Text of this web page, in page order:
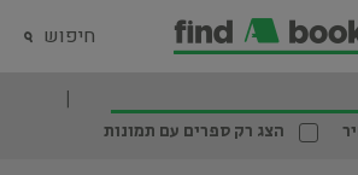
חיפוש
הצג רק ספרים עם תמונות